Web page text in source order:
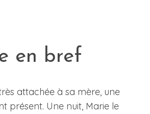
en bref
attachée à sa mère, une
présent. Une nuit, Marie le